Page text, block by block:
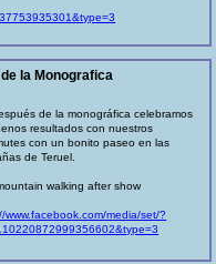
la Monografica
de la monográfica celebramos
resultados con nuestros
con un bonito paseo en las
de Teruel.
walking after show
www.facebook.com/media/set/?